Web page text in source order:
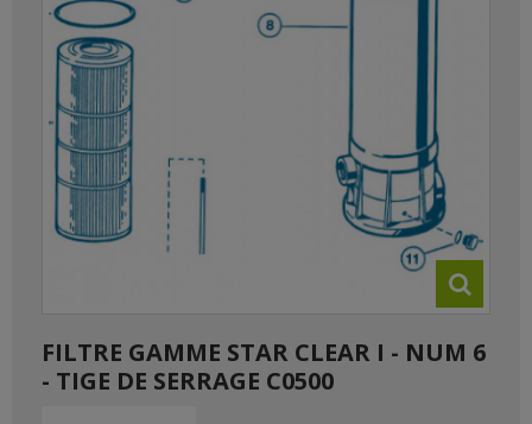
FILTRE GAMME STAR CLEAR I - NUM 6
- TIGE DE SERRAGE C0500